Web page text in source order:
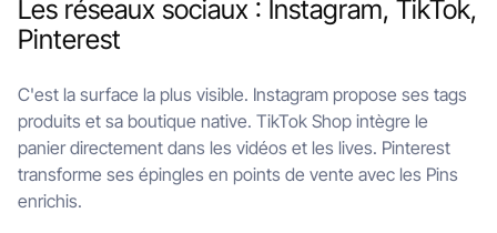
Les réseaux sociaux : Instagram, TikTok,
Pinterest
C'est la surface la plus visible. Instagram propose ses tags
produits et sa boutique native. TikTok Shop intègre le
panier directement dans les vidéos et les lives. Pinterest
transforme ses épingles en points de vente avec les Pins
enrichis.